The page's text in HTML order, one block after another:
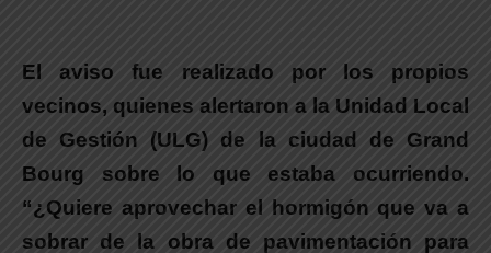
El aviso fue realizado por los propios
vecinos, quienes alertaron a la Unidad Local
de Gestión (ULG) de la ciudad de Grand
Bourg sobre lo que estaba ocurriendo.
“¿Quiere aprovechar el hormigón que va a
sobrar de la obra de pavimentación para